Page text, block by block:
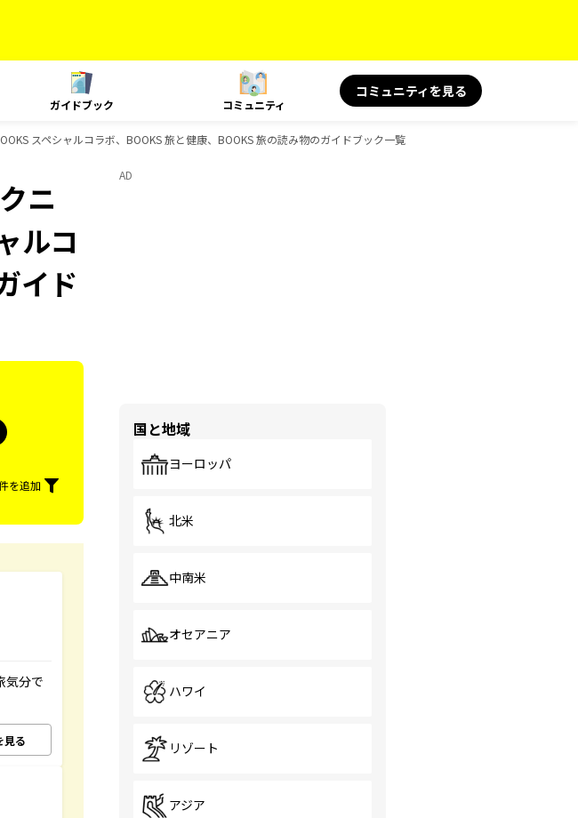
ガイドブック コミュニティ
コミュニティを見る
スペシャルコラボ、BOOKS 旅と健康、BOOKS 旅の読み物のガイドブック一覧
ニ
ルコ
イド
を追加
気分で
見る
AD
国と地域
ヨーロッパ
北米
中南米
オセアニア
ハワイ
リゾート
アジア